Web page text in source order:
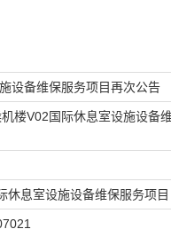
设备维保服务项目再次公告
楼V02国际休息室设施设
休息室设施设备维保服务项目